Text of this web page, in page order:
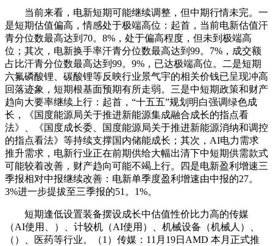
当前来看，电新短期可能继续调整，但中期行情未完。一
是短期估值偏高，情感处于极端高位：起首，当前电新估值汗
青分位数最高达到70。8%，处于偏高程度，但未到极端高
位；其次，电新换手率汗青分位数最高达到99。7%，成交额
占比汗青分位数最高达到99。9%，已达极端高位。二是短期
六氟磷酸锂、碳酸锂等反映行业景气宇的相关价钱已呈现冲高
回落迹象，短期根基面预期有所走弱。三是中短期政策和财产
趋向大要率继续上行：起首，“十五五”规划明白强调绿色成
长，《国度能源局关于推进新能源集成融合成长的指点看
法》、《国度成长委、国度能源局关于推进新能源消纳和调控
的指点看法》等持续支撑国内储能成长；其次，AI电力需求
推升需求，电新行业正在前期供给大幅出清下中短期供需款式
可能较着改善，财产趋向可能不竭上行。四是电新盈利增速三
季报相对中报继续改善：电新单季度盈利增速由中报的27。
3%进一步提拔至三季报的51。1%。
短期逢低设置装备摆设成长中估值性价比力高的传媒
（AI使用、）、计较机（AI使用）、机械设备（机械人）、
（）、医药等行业。（1）传媒：11月19日AMD 本月正式推